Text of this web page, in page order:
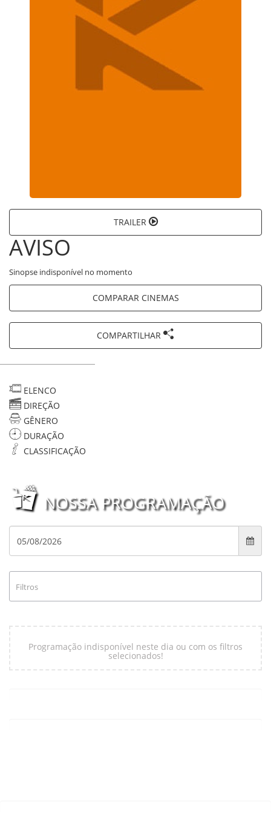
TRAILER
AVISO
Sinopse indisponível no momento
COMPARAR CINEMAS
COMPARTILHAR
ELENCO
DIREÇÃO
GÊNERO
DURAÇÃO
CLASSIFICAÇÃO
NOSSA PROGRAMAÇÃO
Filtros
Programação indisponível neste dia ou com os filtros
selecionados!